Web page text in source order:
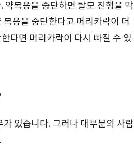
약복용을 중단하면 탈모 진행을 막
용을 중단한다고 머리카락이 더
다면 머리카락이 다시 빠질 수 있
있습니다. 그러나 대부분의 사람